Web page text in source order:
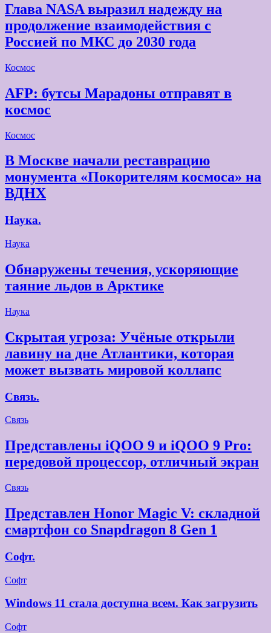
Глава NASA выразил надежду на
продолжение взаимодействия с
Россией по МКС до 2030 года
Космос
AFP: бутсы Марадоны отправят в
космос
Космос
В Москве начали реставрацию
монумента «Покорителям космоса» на
ВДНХ
Наука.
Наука
Обнаружены течения, ускоряющие
таяние льдов в Арктике
Наука
Скрытая угроза: Учёные открыли
лавину на дне Атлантики, которая
может вызвать мировой коллапс
Связь.
Связь
Представлены iQOO 9 и iQOO 9 Pro:
передовой процессор, отличный экран
Связь
Представлен Honor Magic V: складной
смартфон со Snapdragon 8 Gen 1
Софт.
Софт
Windows 11 стала доступна всем. Как загрузить
Софт